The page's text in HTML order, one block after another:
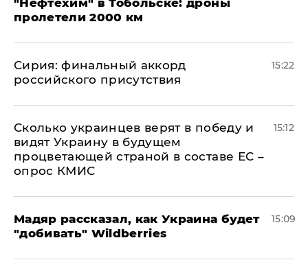
"Нефтехим" в Тобольске: дроны
пролетели 2000 км
​Сирия: финальный аккорд
российского присутствия
15:22
Сколько украинцев верят в победу и
видят Украину в будущем
процветающей страной в составе ЕС –
опрос КМИС
15:12
Мадяр рассказал, как Украина будет
"добивать" Wildberries
15:09